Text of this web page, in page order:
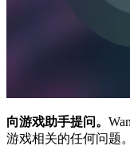
向游戏助手提问。
游戏相关的任何问题。